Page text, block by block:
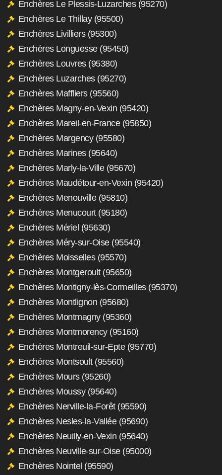
Enchères Le Plessis-Luzarches (95270)
Enchères Le Thillay (95500)
Enchères Livilliers (95300)
Enchères Longuesse (95450)
Enchères Louvres (95380)
Enchères Luzarches (95270)
Enchères Maffliers (95560)
Enchères Magny-en-Vexin (95420)
Enchères Mareil-en-France (95850)
Enchères Margency (95580)
Enchères Marines (95640)
Enchères Marly-la-Ville (95670)
Enchères Maudétour-en-Vexin (95420)
Enchères Menouville (95810)
Enchères Menucourt (95180)
Enchères Mériel (95630)
Enchères Méry-sur-Oise (95540)
Enchères Moisselles (95570)
Enchères Montgeroult (95650)
Enchères Montigny-lès-Cormeilles (95370)
Enchères Montlignon (95680)
Enchères Montmagny (95360)
Enchères Montmorency (95160)
Enchères Montreuil-sur-Epte (95770)
Enchères Montsoult (95560)
Enchères Mours (95260)
Enchères Moussy (95640)
Enchères Nerville-la-Forêt (95590)
Enchères Nesles-la-Vallée (95690)
Enchères Neuilly-en-Vexin (95640)
Enchères Neuville-sur-Oise (95000)
Enchères Nointel (95590)